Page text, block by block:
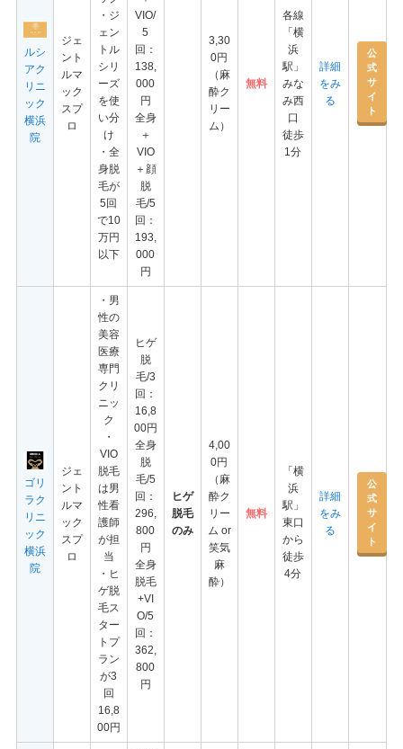
ルシ
アク
リニ
ック
横浜
院
ジェ
ント
ルマ
ック
スプ
ロ
・ジ
ェン
トル
シリ
ーズ
を使
い分
け
・全
身脱
毛が
5回
で10
万円
以下
VIO/
5
回：
138,
000
円
全身
＋
VIO
＋顔
脱
毛/5
回：
193,
000
円
3,30
0円
（麻
酔ク
リー
ム）
無料
各線
「横
浜
駅」
みな
み西
口
徒歩
1分
詳細
をみ
る
公
式
サ
イ
ト
ゴリ
ラク
リニ
ック
横浜
院
ジェ
ント
ルマ
ック
スプ
ロ
・男
性の
美容
医療
専門
クリ
ニッ
ク
・
VIO
脱毛
は男
性看
護師
が担
当
・ヒ
ゲ脱
毛ス
ター
トプ
ラン
が3
回
16,8
00円
ヒゲ
脱
毛/3
回：
16,8
00円
全身
脱
毛/5
回：
296,
800
円
全身
脱毛
+VI
O/5
回：
362,
800
円
ヒゲ
脱毛
のみ
4,00
0円
（麻
酔ク
リー
ム or
笑気
麻
酔）
無料
「横
浜
駅」
東口
から
徒歩
4分
詳細
をみ
る
公
式
サ
イ
ト